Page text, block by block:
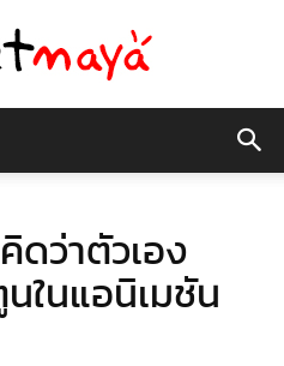
มายา
ว่าตัวเอง
ในแอนิเมชัน